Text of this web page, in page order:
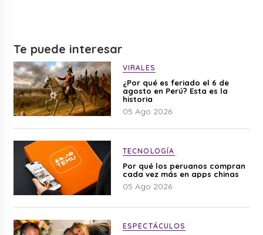
Te puede interesar
VIRALES
¿Por qué es feriado el 6 de
agosto en Perú? Esta es la
historia
05 Ago 2026
TECNOLOGÍA
Por qué los peruanos compran
cada vez más en apps chinas
05 Ago 2026
ESPECTÁCULOS